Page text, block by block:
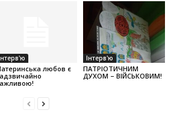
любов є
Інтерв'ю
ПАТРІОТИЧНИМ
ДУХОМ – ВІЙСЬКОВИМ!